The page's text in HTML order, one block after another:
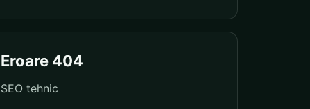
Eroare 404
SEO tehnic